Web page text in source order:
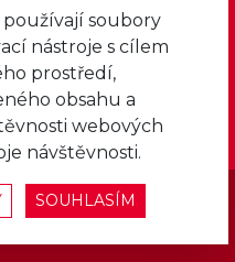
A REALIZACE
a realizace
realizací
soubory
nástroje s cílem
prostředí,
obsahu a
webových
návštěvnosti.
SOUHLASÍM